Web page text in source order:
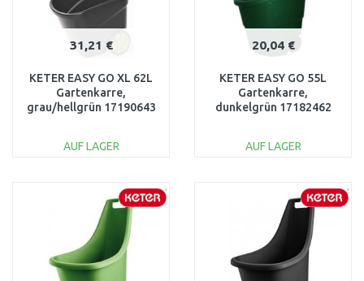
31,21 €
KETER EASY GO XL 62L
Gartenkarre,
grau/hellgrün 17190643
AUF LAGER
WARENKORB
Vergleichen
20,04 €
KETER EASY GO 55L
Gartenkarre,
dunkelgrün 17182462
AUF LAGER
WARENKORB
Vergleichen